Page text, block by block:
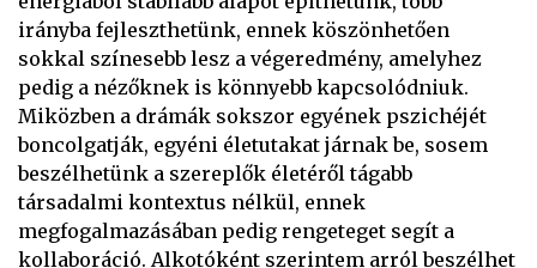
irányba fejleszthetünk, ennek köszönhetően
sokkal színesebb lesz a végeredmény, amelyhez
pedig a nézőknek is könnyebb kapcsolódniuk.
Miközben a drámák sokszor egyének pszichéjét
boncolgatják, egyéni életutakat járnak be, sosem
beszélhetünk a szereplők életéről tágabb
társadalmi kontextus nélkül, ennek
megfogalmazásában pedig rengeteget segít a
kollaboráció. Alkotóként szerintem arról beszélhet